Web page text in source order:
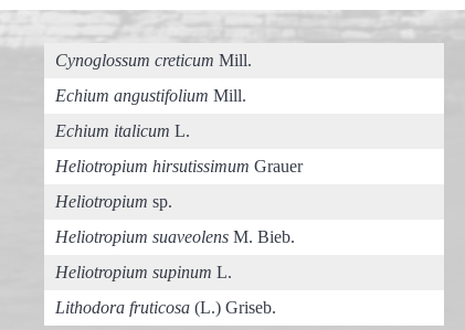
Cynoglossum creticum Mill.
Echium angustifolium Mill.
Echium italicum L.
Heliotropium hirsutissimum Grauer
Heliotropium sp.
Heliotropium suaveolensM. Bieb.
Heliotropium supinum L.
Lithodora fruticosa(L.) Griseb.